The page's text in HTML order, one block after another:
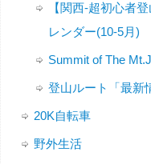
【関西-超初心者
レンダー(10-5月)
Summit of The
登山ルート「最新
20K自転車
野外生活